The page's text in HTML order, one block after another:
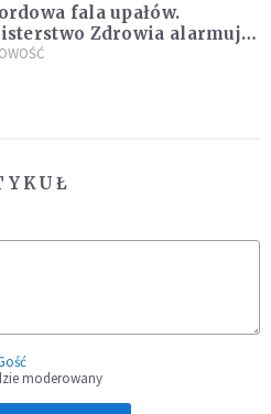
fala upałów.
Zdrowia alarmuje
z czerwca
moderowany